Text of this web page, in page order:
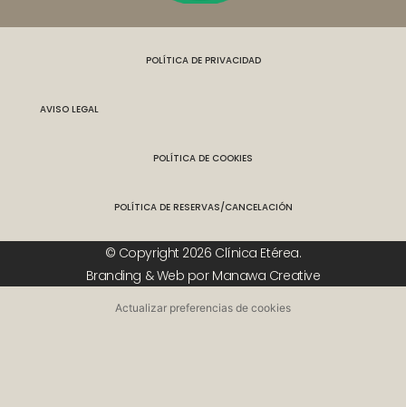
POLÍTICA DE PRIVACIDAD
AVISO LEGAL
POLÍTICA DE COOKIES
POLÍTICA DE RESERVAS/CANCELACIÓN
© Copyright 2026 Clínica Etérea.
Branding & Web por Manawa Creative
Actualizar preferencias de cookies